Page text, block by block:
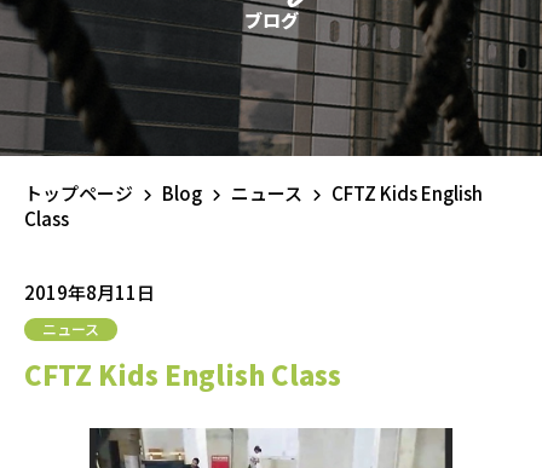
ブログ
トップページ Blog ニュース
CFTZ Kids English
Class
2019年8月11日
ニュース
CFTZ Kids English Class